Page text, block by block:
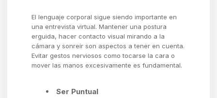
El lenguaje corporal sigue siendo importante en
una entrevista virtual. Mantener una postura
erguida, hacer contacto visual mirando a la
cámara y sonreír son aspectos a tener en cuenta.
Evitar gestos nerviosos como tocarse la cara o
mover las manos excesivamente es fundamental.
Ser Puntual